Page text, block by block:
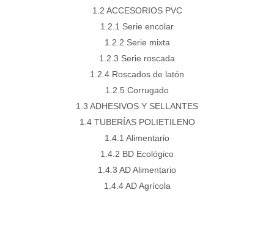
1.2 ACCESORIOS PVC
1.2.1 Serie encolar
1.2.2 Serie mixta
1.2.3 Serie roscada
1.2.4 Roscados de latón
1.2.5 Corrugado
1.3 ADHESIVOS Y SELLANTES
1.4 TUBERÍAS POLIETILENO
1.4.1 Alimentario
1.4.2 BD Ecológico
1.4.3 AD Alimentario
1.4.4 AD Agrícola